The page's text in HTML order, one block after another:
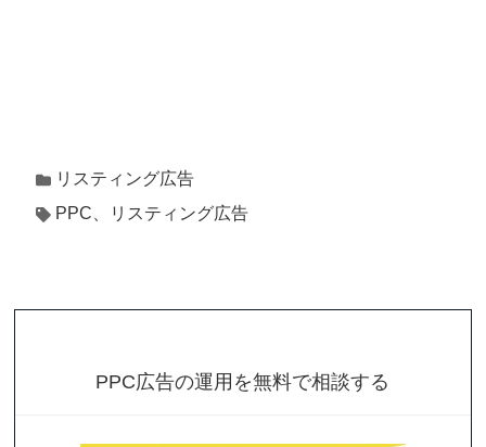
リスティング広告
PPC、リスティング広告
PPC広告の運用を無料で相談する